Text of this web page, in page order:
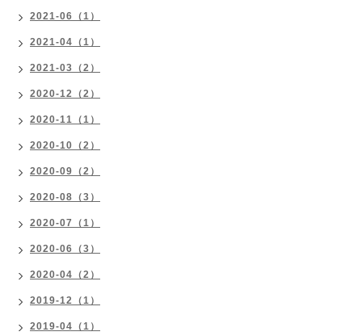
2021-06（1）
2021-04（1）
2021-03（2）
2020-12（2）
2020-11（1）
2020-10（2）
2020-09（2）
2020-08（3）
2020-07（1）
2020-06（3）
2020-04（2）
2019-12（1）
2019-04（1）